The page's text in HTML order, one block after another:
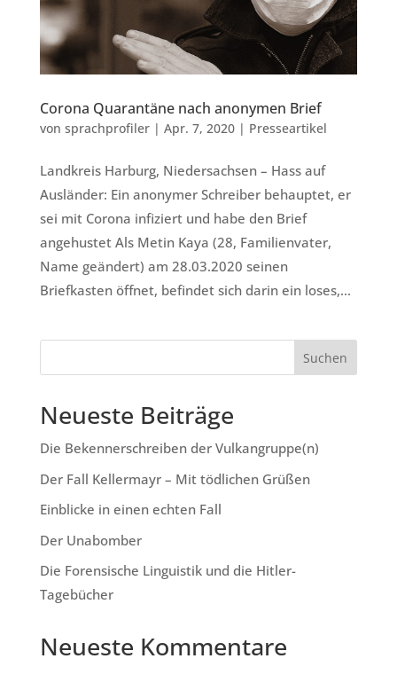
Corona Quarantäne nach anonymen Brief
von sprachprofiler| Apr. 7, 2020| Presseartikel
Landkreis Harburg, Niedersachsen – Hass auf
Ausländer: Ein anonymer Schreiber behauptet, er
sei mit Corona infiziert und habe den Brief
angehustet Als Metin Kaya (28, Familienvater,
Name geändert) am 28.03.2020 seinen
Briefkasten öffnet, befindet sich darin ein loses,...
Neueste Beiträge
Die Bekennerschreiben der Vulkangruppe(n)
Der Fall Kellermayr – Mit tödlichen Grüßen
Einblicke in einen echten Fall
Der Unabomber
Die Forensische Linguistik und die Hitler-
Tagebücher
Neueste Kommentare